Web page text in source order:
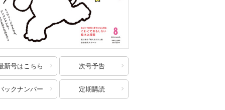
新号はこちら 次号予告
ックナンバー 定期購読